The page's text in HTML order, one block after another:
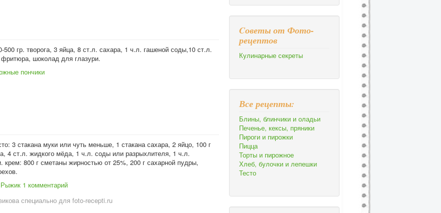
500 гр. творога, 3 яйца, 8 ст.л. сахара, 1 ч.л. гашеной соды,10 ст.л.
шоколад для глазури.
пончики
3 стакана муки или чуть меньше, 1 стакана сахара, 2 яйцо, 100 г
4 ст.л. жидкого мёда, 1 ч.л. соды или разрыхлителя, 1 ч.л.
крем: 800 г сметаны жирностью от 25%, 200 г сахарной пудры,
Рыжик 1 комментарий
специально для foto-recepti.ru
Cоветы от Фото-
рецептов
Кулинарные секреты
Все рецепты:
Блины, блинчики и оладьи
Печенье, кексы, пряники
Пироги и пирожки
Пицца
Торты и пирожное
Хлеб, булочки и лепешки
Тесто